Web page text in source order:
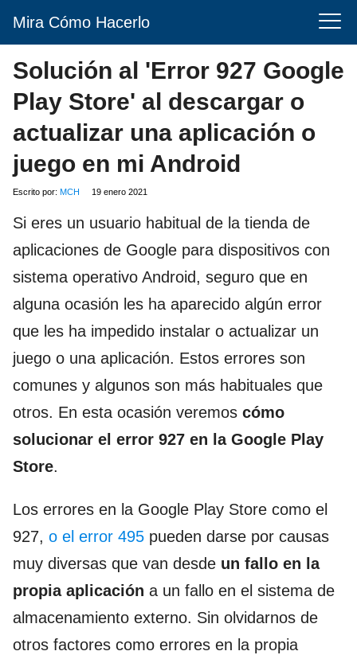
Mira Cómo Hacerlo
Solución al 'Error 927 Google
Play Store' al descargar o
actualizar una aplicación o
juego en mi Android
Escrito por: MCH 19 enero 2021
Si eres un usuario habitual de la tienda de
aplicaciones de Google para dispositivos con
sistema operativo Android, seguro que en
alguna ocasión les ha aparecido algún error
que les ha impedido instalar o actualizar un
juego o una aplicación. Estos errores son
comunes y algunos son más habituales que
otros. En esta ocasión veremos cómo
solucionar el error 927 en la Google Play
Store.
Los errores en la Google Play Store como el
927, o el error 495 pueden darse por causas
muy diversas que van desde un fallo en la
propia aplicación a un fallo en el sistema de
almacenamiento externo. Sin olvidarnos de
otros factores como errores en la propia